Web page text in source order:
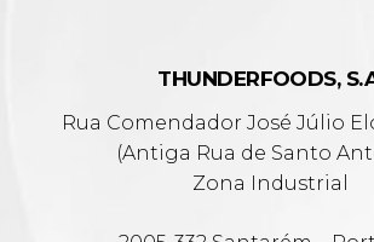
THUNDERFOODS,
Rua Comendador José Júlio
(Antiga Rua de Santo
Zona Industrial